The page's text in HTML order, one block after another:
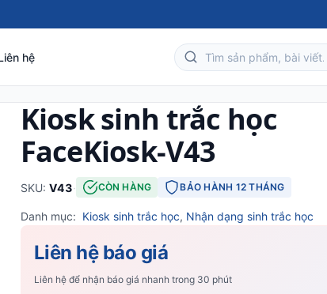
hệ
Kiosk sinh trắc học
FaceKiosk-V43
SKU: V43· CÒN HÀNG BẢO HÀNH 12 THÁNG
Danh mục: Kiosk sinh trắc học, Nhận dạng sinh trắc học
Liên hệ báo giá
Liên hệ để nhận báo giá nhanh trong 30 phút